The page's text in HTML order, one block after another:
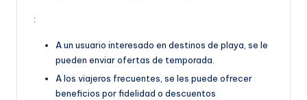
:
A un usuario interesado en destinos de playa, se le
pueden enviar ofertas de temporada.
A los viajeros frecuentes, se les puede ofrecer
beneficios por fidelidad o descuentos